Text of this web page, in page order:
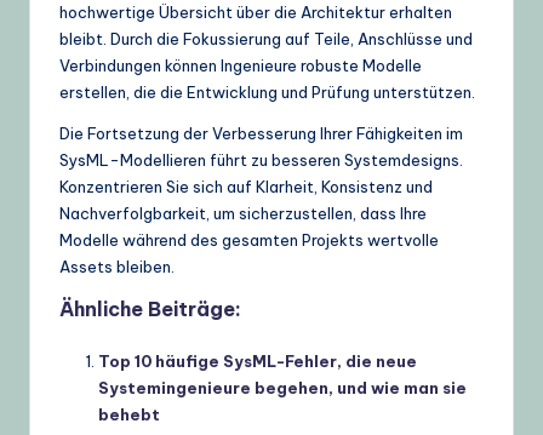
hochwertige Übersicht über die Architektur erhalten
bleibt. Durch die Fokussierung auf Teile, Anschlüsse und
Verbindungen können Ingenieure robuste Modelle
erstellen, die die Entwicklung und Prüfung unterstützen.
Die Fortsetzung der Verbesserung Ihrer Fähigkeiten im
SysML-Modellieren führt zu besseren Systemdesigns.
Konzentrieren Sie sich auf Klarheit, Konsistenz und
Nachverfolgbarkeit, um sicherzustellen, dass Ihre
Modelle während des gesamten Projekts wertvolle
Assets bleiben.
Ähnliche Beiträge:
Top 10 häufige SysML-Fehler, die neue
Systemingenieure begehen, und wie man sie
behebt